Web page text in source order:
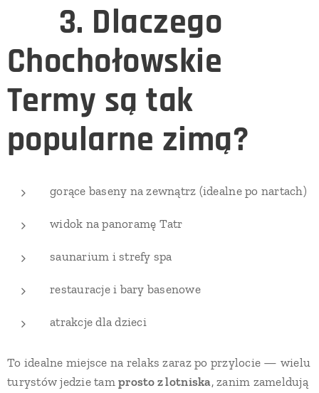
3. Dlaczego
Chochołowskie
Termy są tak
popularne zimą?
gorące baseny na zewnątrz (idealne po nartach)
widok na panoramę Tatr
saunarium i strefy spa
restauracje i bary basenowe
atrakcje dla dzieci
To idealne miejsce na relaks zaraz po przylocie — wielu
turystów jedzie tamprosto z lotniska, zanim zameldują